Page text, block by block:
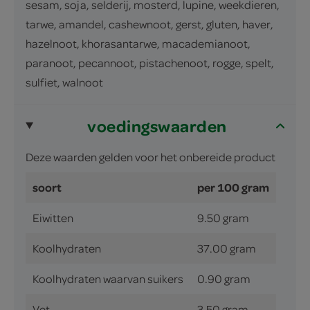
sesam, soja, selderij, mosterd, lupine, weekdieren,
tarwe, amandel, cashewnoot, gerst, gluten, haver,
hazelnoot, khorasantarwe, macademianoot,
paranoot, pecannoot, pistachenoot, rogge, spelt,
sulfiet, walnoot
voedingswaarden
Deze waarden gelden voor het onbereide product
soort per 100 gram
Eiwitten 9.50 gram
Koolhydraten 37.00 gram
Koolhydraten waarvan suikers 0.90 gram